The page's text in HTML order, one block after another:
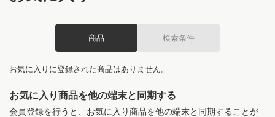
商品 検索条件
お気に入りに登録された商品はありません。
お気に入り商品を他の端末と同期する
会員登録を行うと、お気に入り商品を他の端末と同期することが